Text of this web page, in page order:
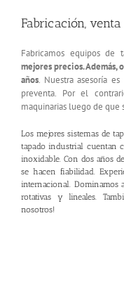
Fabricación,
Fabricamos equipos de
mejores precios. Además,
años. Nuestra asesoría
preventa. Por el
maquinarias luego de que
Los mejores sistemas de
tapado industrial cuentan
inoxidable. Con dos años
se hacen fiabilidad.
internacional. Dominamos
rotativas y lineales.
nosotros!